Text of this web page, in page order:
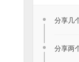
分享几
分享两